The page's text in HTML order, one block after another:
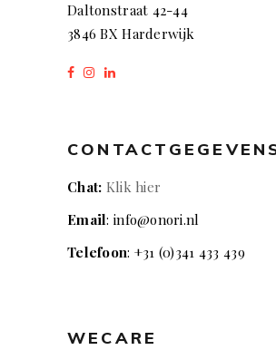
Daltonstraat 42-44
3846 BX Harderwijk
Chat: Klik hier
Email: info@onori.nl
Telefoon: +31 (0)341 433 439
WECARE